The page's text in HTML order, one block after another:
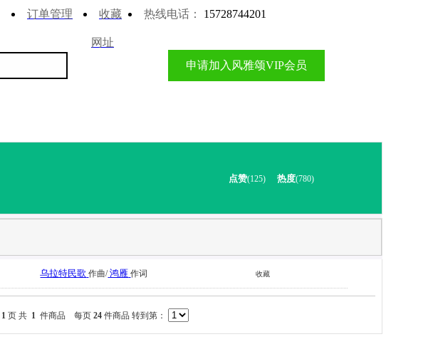
订单管理 收藏
网址
热线电话： 15728744201
申请加入风雅颂VIP会员
点赞(125) 热度(780)
乌拉特民歌 作曲/ 鸿雁 作词 收藏
1 页 共 1 件商品 每页 24 件商品 转到第：